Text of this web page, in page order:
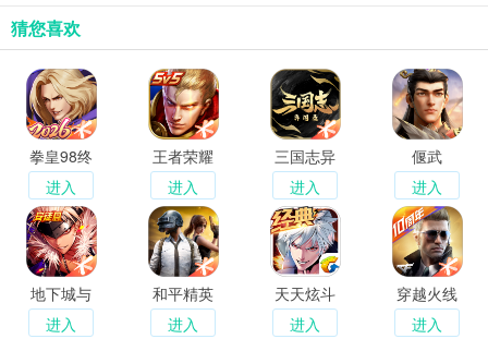
猜您喜欢
拳皇98终
极之战OL
进入
王者荣耀
进入
三国志异
闻录
进入
偃武
进入
地下城与
勇士起源
进入
和平精英
进入
天天炫斗
经典重燃
进入
穿越火线
枪战王者
进入